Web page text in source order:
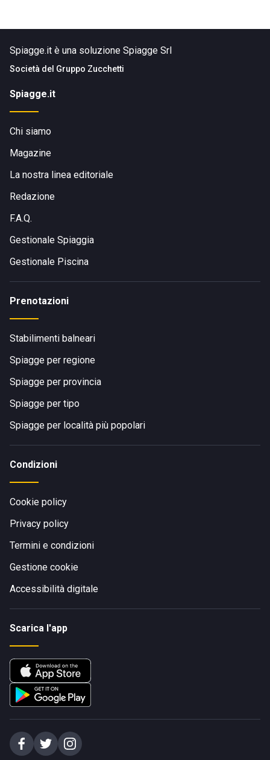
Spiagge.it è una soluzione Spiagge Srl
Società del Gruppo Zucchetti
Spiagge.it
Chi siamo
Magazine
La nostra linea editoriale
Redazione
F.A.Q.
Gestionale Spiaggia
Gestionale Piscina
Prenotazioni
Stabilimenti balneari
Spiagge per regione
Spiagge per provincia
Spiagge per tipo
Spiagge per località più popolari
Condizioni
Cookie policy
Privacy policy
Termini e condizioni
Gestione cookie
Accessibilità digitale
Scarica l'app